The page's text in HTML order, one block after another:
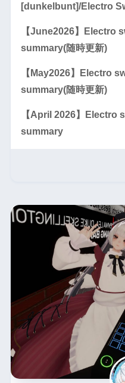
[dunkelbunt]/Electro
【June2026】Electro
summary(随時更新)
【May2026】Electro
summary(随時更新)
【April 2026】Electro
summary